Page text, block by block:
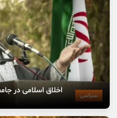
سیاسی اخلاق اسلامی در